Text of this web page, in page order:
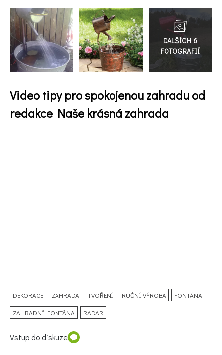
74 Kč
Objednat >
Přejít
do
galerie
Video tipy pro spokojenou zahradu od
redakce Naše krásná zahrada
DEKORACE ZAHRADA TVOŘENÍ RUČNÍ VÝROBA FONTÁNA
ZAHRADNÍ FONTÁNA RADAR
Vstup do diskuze